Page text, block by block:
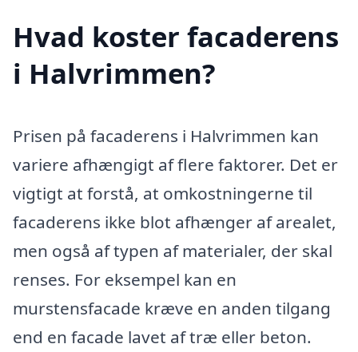
Hvad koster facaderens
i Halvrimmen?
Prisen på facaderens i Halvrimmen kan
variere afhængigt af flere faktorer. Det er
vigtigt at forstå, at omkostningerne til
facaderens ikke blot afhænger af arealet,
men også af typen af materialer, der skal
renses. For eksempel kan en
murstensfacade kræve en anden tilgang
end en facade lavet af træ eller beton.